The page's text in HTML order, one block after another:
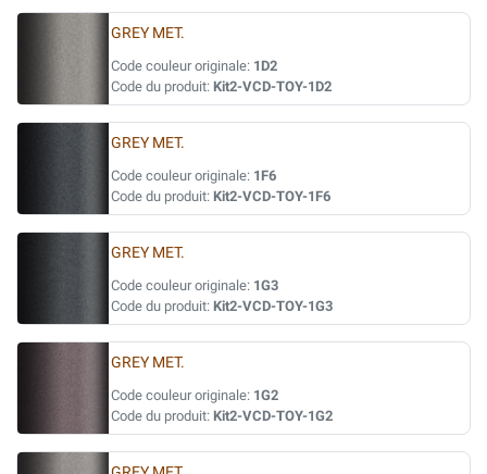
GREY MET.
Code couleur originale: 1D2
Code du produit: Kit2-VCD-TOY-1D2
GREY MET.
Code couleur originale: 1F6
Code du produit: Kit2-VCD-TOY-1F6
GREY MET.
Code couleur originale: 1G3
Code du produit: Kit2-VCD-TOY-1G3
GREY MET.
Code couleur originale: 1G2
Code du produit: Kit2-VCD-TOY-1G2